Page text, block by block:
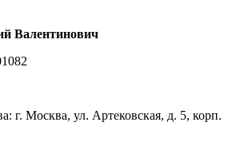
Валентинович
г. Москва, ул. Артековская, д. 5, корп.